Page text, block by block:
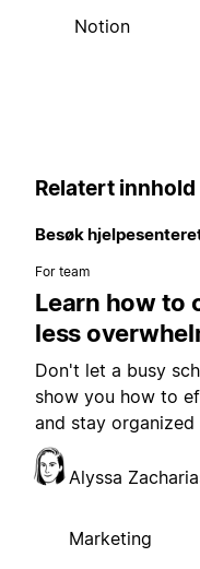
Notion
Relatert innhold
Besøk
For team
Learn how to
less
Don't let a busy
show you how to
and stay
Alyssa
Marketing